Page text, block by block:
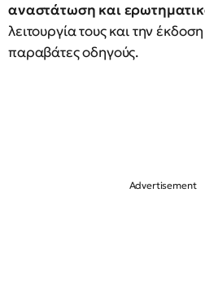
αναστάτωση και
λειτουργία τους και την
παραβάτες οδηγούς.